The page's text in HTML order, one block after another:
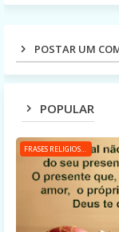
POSTAR UM
POPULAR
FRASES RELIGIOSAS